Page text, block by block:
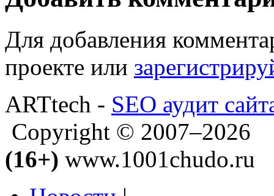
Для добавления
проекте или
ARTtech - SEO аудит
Copyright © 2007–2026
(16+) www.1001chudo.ru